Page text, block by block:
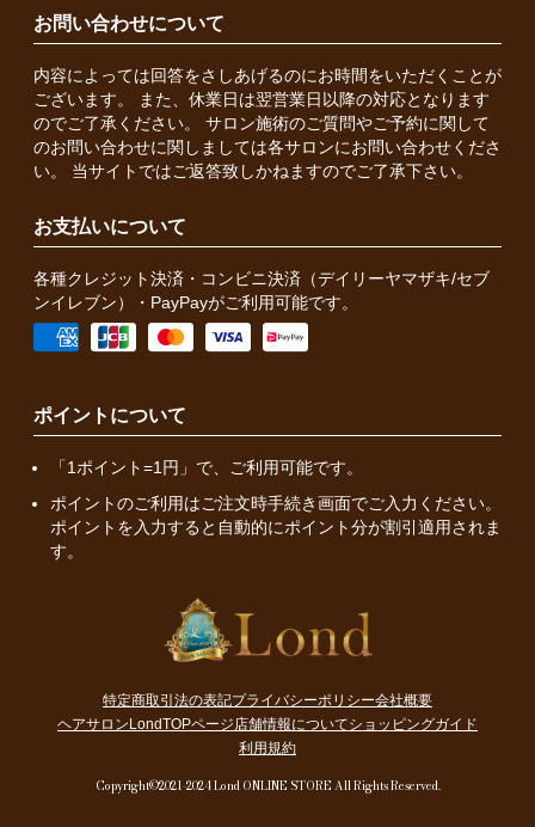
お問い合わせについて
内容によっては回答をさしあげるのにお時間をいただくことが
ございます。 また、休業日は翌営業日以降の対応となります
のでご了承ください。 サロン施術のご質問やご予約に関して
のお問い合わせに関しましては各サロンにお問い合わせくださ
い。 当サイトではご返答致しかねますのでご了承下さい。
お支払いについて
各種クレジット決済・コンビニ決済（デイリーヤマザキ/セブ
ンイレブン）・PayPayがご利用可能です。
ポイントについて
「1ポイント=1円」で、ご利用可能です。
ポイントのご利用はご注文時手続き画面でご入力ください。
ポイントを入力すると自動的にポイント分が割引適用されま
す。
特定商取引法の表記プライバシーポリシー会社概要
ヘアサロンLondTOPページ店舗情報についてショッピングガイド
利用規約
Copyright©2021-2024 Lond ONLINE STORE All Rights Reserved.